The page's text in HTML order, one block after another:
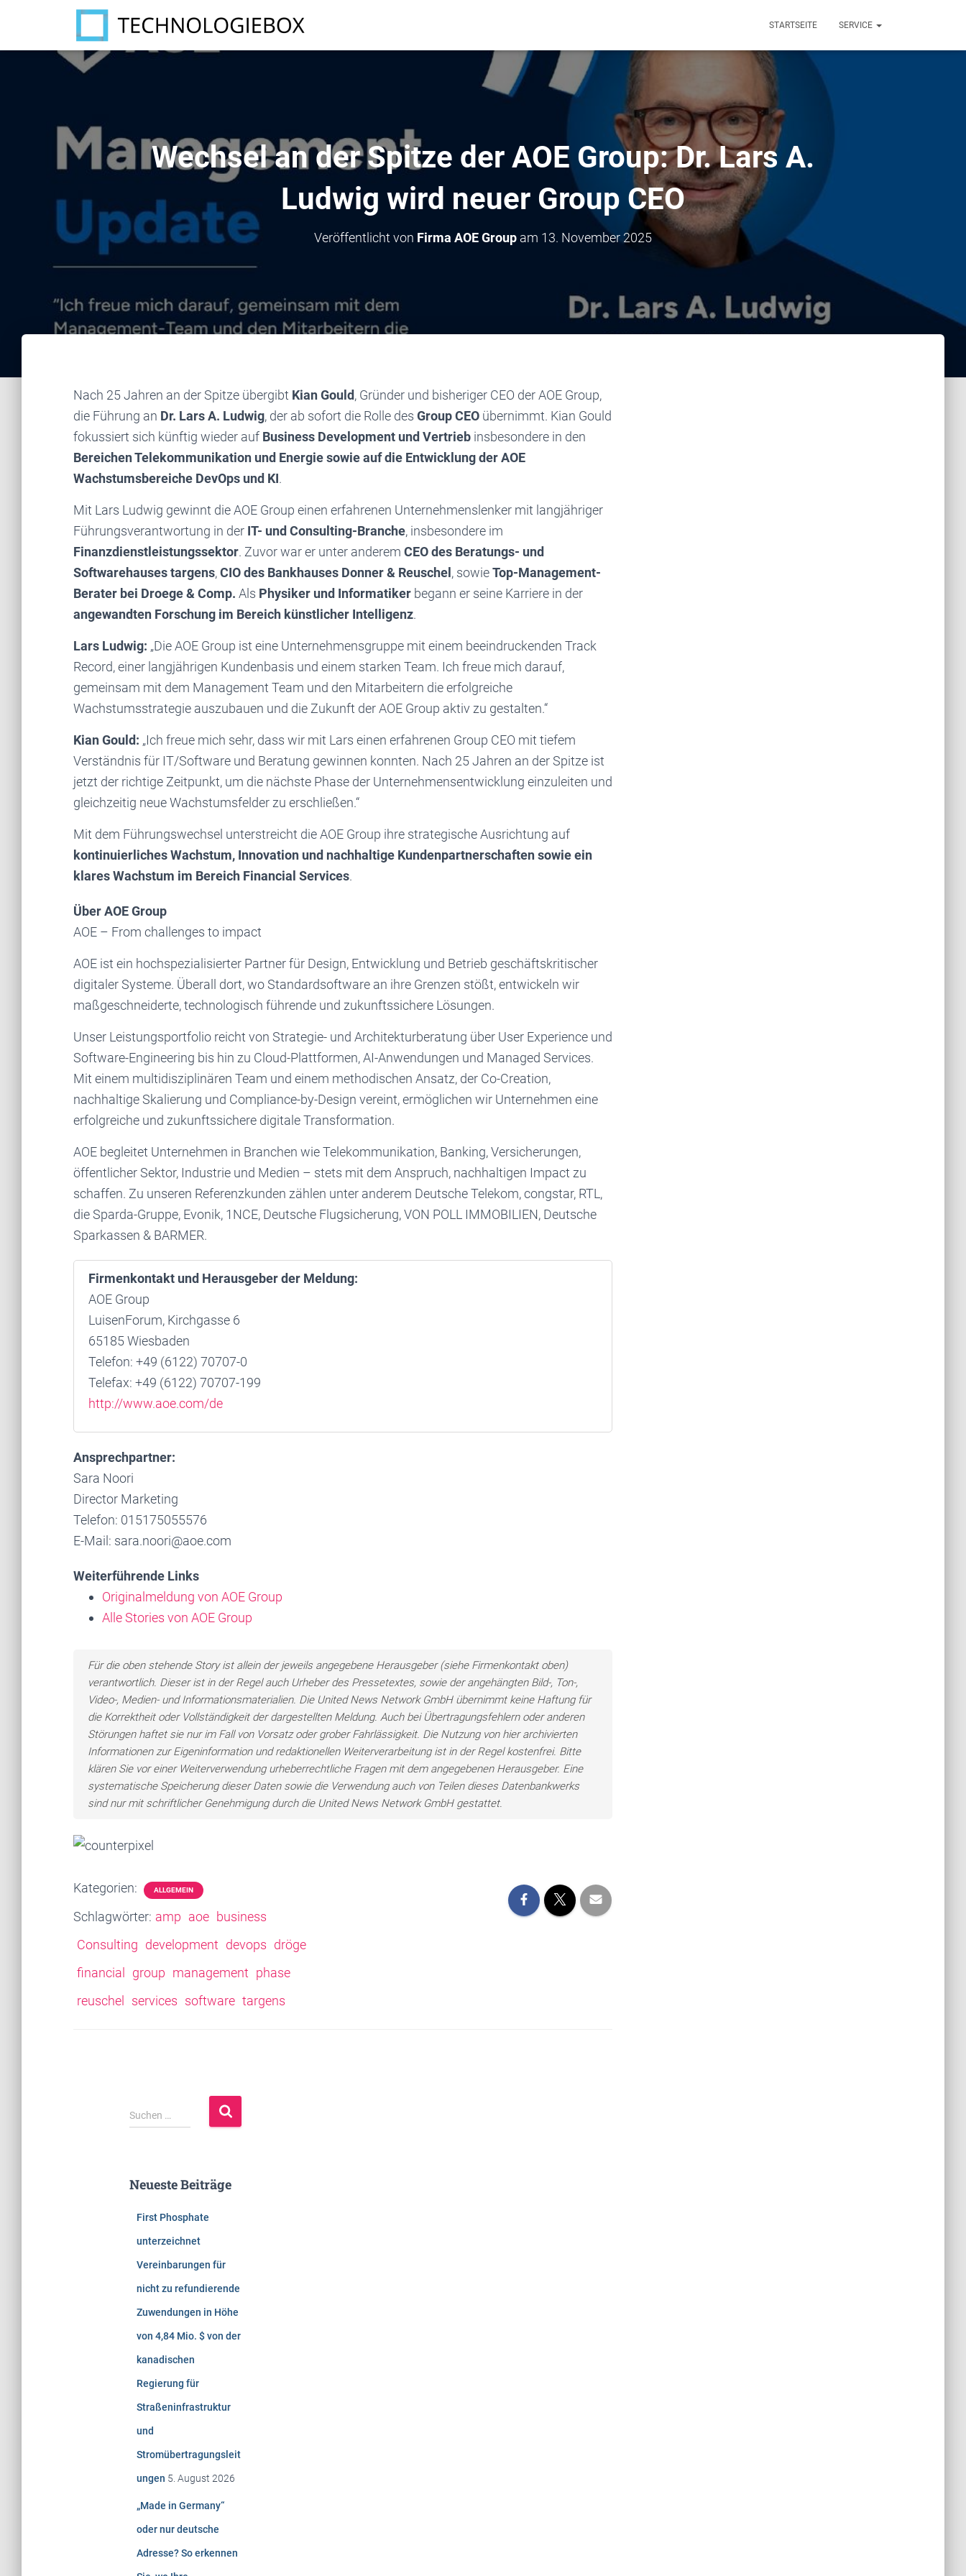
STARTSEITE SERVICE
Wechsel an der Spitze der AOE Group: Dr. Lars A.
Ludwig wird neuer Group CEO
Veröffentlicht von Firma AOE Group am 13. November 2025
Nach 25 Jahren an der Spitze übergibt Kian Gould, Gründer und bisheriger CEO der AOE Group,
die Führung an Dr. Lars A. Ludwig, der ab sofort die Rolle des Group CEO übernimmt. Kian Gould
fokussiert sich künftig wieder auf Business Development und Vertrieb insbesondere in den
Bereichen Telekommunikation und Energie sowie auf die Entwicklung der AOE
Wachstumsbereiche DevOps und KI.
Mit Lars Ludwig gewinnt die AOE Group einen erfahrenen Unternehmenslenker mit langjähriger
Führungsverantwortung in der IT- und Consulting-Branche, insbesondere im
Finanzdienstleistungssektor. Zuvor war er unter anderem CEO des Beratungs- und
Softwarehauses targens,CIO des Bankhauses Donner & Reuschel , sowieTop-Management-
Berater bei Droege & Comp. Als Physiker und Informatiker begann er seine Karriere in der
angewandten Forschung im Bereich künstlicher Intelligenz.
Lars Ludwig: „Die AOE Group ist eine Unternehmensgruppe mit einem beeindruckenden Track
Record, einer langjährigen Kundenbasis und einem starken Team. Ich freue mich darauf,
gemeinsam mit dem Management Team und den Mitarbeitern die erfolgreiche
Wachstumsstrategie auszubauen und die Zukunft der AOE Group aktiv zu gestalten.“
Kian Gould: „Ich freue mich sehr, dass wir mit Lars einen erfahrenen Group CEO mit tiefem
Verständnis für IT/Software und Beratung gewinnen konnten. Nach 25 Jahren an der Spitze ist
jetzt der richtige Zeitpunkt, um die nächste Phase der Unternehmensentwicklung einzuleiten und
gleichzeitig neue Wachstumsfelder zu erschließen.“
Mit dem Führungswechsel unterstreicht die AOE Group ihre strategische Ausrichtung auf
kontinuierliches Wachstum, Innovation und nachhaltige Kundenpartnerschaften sowie ein
klares Wachstum im Bereich Financial Services.
Über AOE Group
AOE – From challenges to impact
AOE ist ein hochspezialisierter Partner für Design, Entwicklung und Betrieb geschäftskritischer
digitaler Systeme. Überall dort, wo Standardsoftware an ihre Grenzen stößt, entwickeln wir
maßgeschneiderte, technologisch führende und zukunftssichere Lösungen.
Unser Leistungsportfolio reicht von Strategie- und Architekturberatung über User Experience und
Software-Engineering bis hin zu Cloud-Plattformen, AI-Anwendungen und Managed Services.
Mit einem multidisziplinären Team und einem methodischen Ansatz, der Co-Creation,
nachhaltige Skalierung und Compliance-by-Design vereint, ermöglichen wir Unternehmen eine
erfolgreiche und zukunftssichere digitale Transformation.
AOE begleitet Unternehmen in Branchen wie Telekommunikation, Banking, Versicherungen,
öffentlicher Sektor, Industrie und Medien – stets mit dem Anspruch, nachhaltigen Impact zu
schaffen. Zu unseren Referenzkunden zählen unter anderem Deutsche Telekom, congstar, RTL,
die Sparda-Gruppe, Evonik, 1NCE, Deutsche Flugsicherung, VON POLL IMMOBILIEN, Deutsche
Sparkassen & BARMER.
Firmenkontakt und Herausgeber der Meldung:
AOE Group
LuisenForum, Kirchgasse 6
65185 Wiesbaden
Telefon: +49 (6122) 70707-0
Telefax: +49 (6122) 70707-199
http://www.aoe.com/de
Ansprechpartner:
Sara Noori
Director Marketing
Telefon: 015175055576
E-Mail: sara.noori@aoe.com
Weiterführende Links
Originalmeldung von AOE Group
Alle Stories von AOE Group
Für die oben stehende Story ist allein der jeweils angegebene Herausgeber (siehe Firmenkontakt oben)
verantwortlich. Dieser ist in der Regel auch Urheber des Pressetextes, sowie der angehängten Bild-, Ton-,
Video-, Medien- und Informationsmaterialien. Die United News Network GmbH übernimmt keine Haftung für
die Korrektheit oder Vollständigkeit der dargestellten Meldung. Auch bei Übertragungsfehlern oder anderen
Störungen haftet sie nur im Fall von Vorsatz oder grober Fahrlässigkeit. Die Nutzung von hier archivierten
Informationen zur Eigeninformation und redaktionellen Weiterverarbeitung ist in der Regel kostenfrei. Bitte
klären Sie vor einer Weiterverwendung urheberrechtliche Fragen mit dem angegebenen Herausgeber. Eine
systematische Speicherung dieser Daten sowie die Verwendung auch von Teilen dieses Datenbankwerks
sind nur mit schriftlicher Genehmigung durch die United News Network GmbH gestattet.
Kategorien: ALLGEMEIN
Schlagwörter: amp aoe business
Consulting development devops dröge
financial group management phase
reuschel services software targens
S
u
n
Suchen …
Neueste Beiträge
First Phosphate
unterzeichnet
Vereinbarungen für
nicht zu refundierende
Zuwendungen in Höhe
von 4,84 Mio. $ von der
kanadischen
Regierung für
Straßeninfrastruktur
und
Stromübertragungsleit
ungen 5. August 2026
„Made in Germany“
oder nur deutsche
Adresse? So erkennen